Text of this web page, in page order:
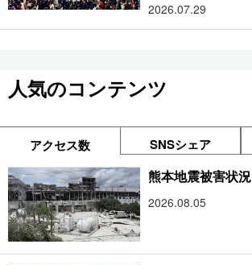
2026.07.29
人気のコンテンツ
アクセス数 SNSシェア
熊本地震被害状況
2026.08.05